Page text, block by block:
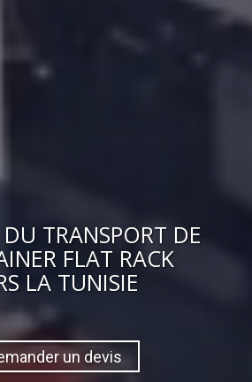
DU TRANSPORT DE
FLAT RACK
LA TUNISIE
un devis